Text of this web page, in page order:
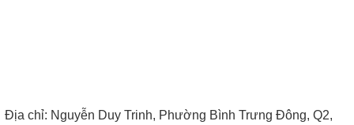
Địa chỉ: Nguyễn Duy Trinh, Phường Bình Trưng Đông, Q2,